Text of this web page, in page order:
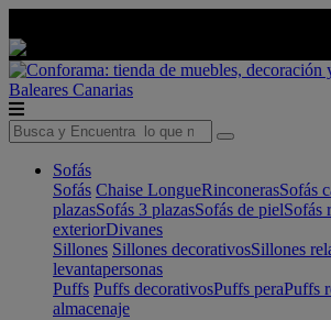
Baleares Canarias
Sofás
Sofás Chaise LongueRinconerasSofás
plazasSofás 3 plazasSofás de pielSofás
exteriorDivanes
Sillones Sillones decorativosSillones
levantapersonas
Puffs Puffs decorativosPuffs peraPuffs
almacenaje